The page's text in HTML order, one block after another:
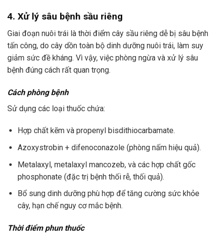
4. Xử lý sâu bệnh sầu riêng
Giai đoạn nuôi trái là thời điểm cây sầu riêng dễ bị sâu bệnh
tấn công, do cây dồn toàn bộ dinh dưỡng nuôi trái, làm suy
giảm sức đề kháng. Vì vậy, việc phòng ngừa và xử lý sâu
bệnh đúng cách rất quan trọng.
Cách phòng bệnh
Sử dụng các loại thuốc chứa:
Hợp chất kẽm và propenyl bisdithiocarbamate.
Azoxystrobin + difenoconazole (phòng nấm hiệu quả).
Metalaxyl, metalaxyl mancozeb, và các hợp chất gốc
phosphonate (đặc trị bệnh thối rễ, thối quả).
Bổ sung dinh dưỡng phù hợp để tăng cường sức khỏe
cây, hạn chế nguy cơ mắc bệnh.
Thời điểm phun thuốc